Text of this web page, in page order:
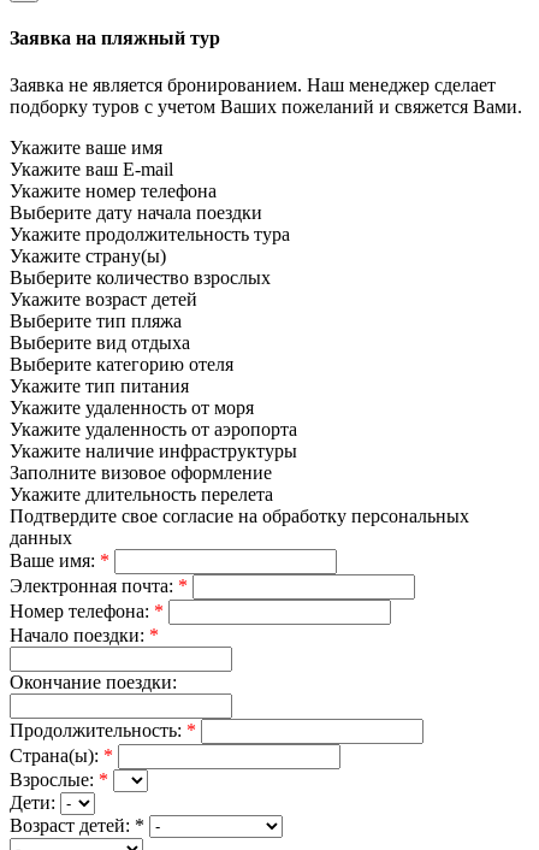
Заявка на пляжный тур
Заявка не является бронированием. Наш менеджер сделает
подборку туров с учетом Ваших пожеланий и свяжется Вами.
Укажите ваше имя
Укажите ваш E-mail
Укажите номер телефона
Выберите дату начала поездки
Укажите продолжительность тура
Укажите страну(ы)
Выберите количество взрослых
Укажите возраст детей
Выберите тип пляжа
Выберите вид отдыха
Выберите категорию отеля
Укажите тип питания
Укажите удаленность от моря
Укажите удаленность от аэропорта
Укажите наличие инфраструктуры
Заполните визовое оформление
Укажите длительность перелета
Подтвердите свое согласие на обработку персональных
данных
Ваше имя: *
Электронная почта: *
Номер телефона: *
Начало поездки: *
Окончание поездки:
Продолжительность: *
Страна(ы): *
Взрослые: *
Дети:
Возраст детей: *